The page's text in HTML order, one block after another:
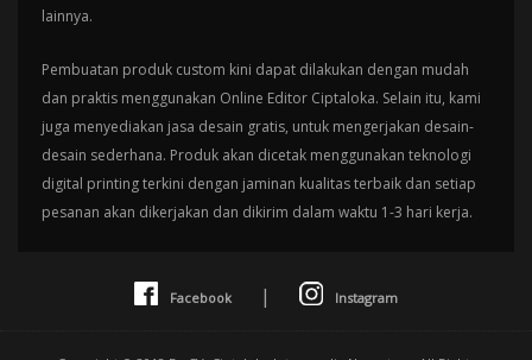
lainnya.
Pembuatan produk custom kini dapat dilakukan dengan mudah
dan praktis menggunakan Online Editor Ciptaloka. Selain itu, kami
juga menyediakan jasa desain gratis, untuk mengerjakan desain-
desain sederhana. Produk akan dicetak menggunakan teknologi
digital printing terkini dengan jaminan kualitas terbaik dan setiap
pesanan akan dikerjakan dan dikirim dalam waktu 1-3 hari kerja.
Facebook | Instagram